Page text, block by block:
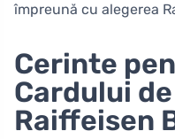
împreună cu alegerea
Cerinte
Cardului
Raiffeisen